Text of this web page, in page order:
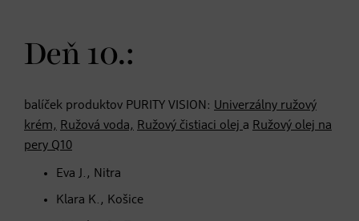
Deň 10.:
balíček produktov PURITY VISION: Univerzálny ružový
krém, Ružová voda, Ružový čistiaci olej a Ružový olej na
pery Q10
Eva J., Nitra
Klara K., Košice